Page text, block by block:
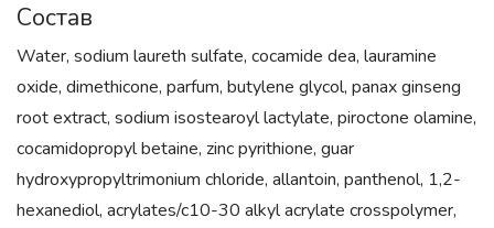
Состав
Water, sodium laureth sulfate, cocamide dea, lauramine
oxide, dimethicone, parfum, butylene glycol, panax ginseng
root extract, sodium isostearoyl lactylate, piroctone olamine,
cocamidopropyl betaine, zinc pyrithione, guar
hydroxypropyltrimonium chloride, allantoin, panthenol, 1,2-
hexanediol, acrylates/c10-30 alkyl acrylate crosspolymer,